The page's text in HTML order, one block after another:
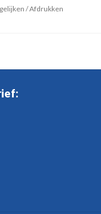
/Afdrukken